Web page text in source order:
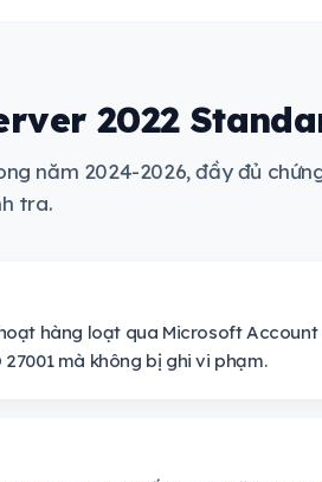
2022
năm 2024-2026, đầy đủ
tra.
hàng loạt qua Microsoft
mà không bị ghi vi phạm.